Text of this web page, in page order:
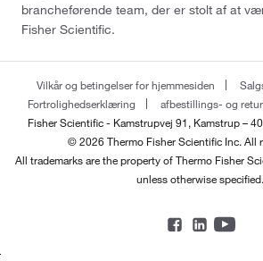
brancheførende team, der er stolt af at
Fisher Scientific.
Vilkår og betingelser for hjemmesiden
Fortrolighedserklæring
afbestillings- og
Fisher Scientific - Kamstrupvej 91, Kamstrup –
© 2026 Thermo Fisher Scientific Inc. All
All trademarks are the property of Thermo Fisher
unless otherwise specified.